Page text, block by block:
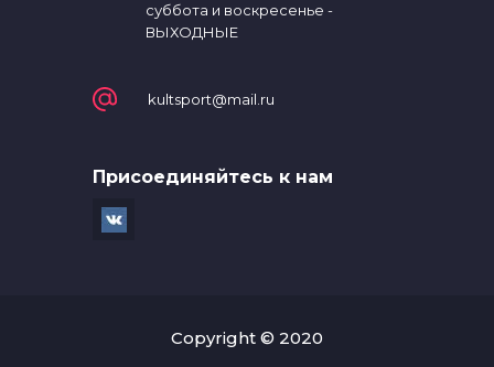
суббота и воскресенье -
ВЫХОДНЫЕ
kultsport@mail.ru
Присоединяйтесь к нам
Copyright © 2020